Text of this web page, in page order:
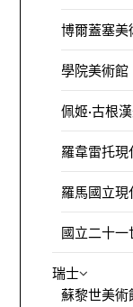
博爾蓋塞美
學院美術館
佩姬·古根
羅韋雷托
羅馬國立
國立二十
瑞士
蘇黎世美術